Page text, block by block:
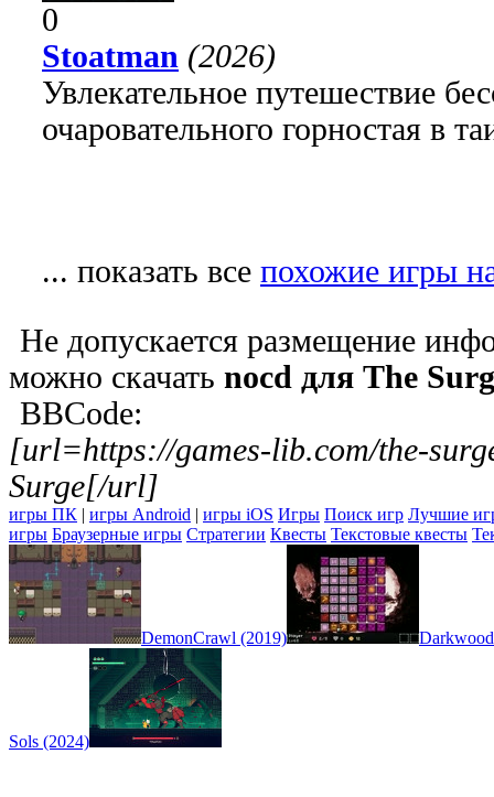
0
Stoatman (2026)
Увлекательное путешествие
очаровательного горностая в
... показать все похожие игры
Не допускается размещение
можно скачать nocd для The
BBCode:
[url=https://games-lib.com/the-
Surge[/url]
игры ПК | игры Android | игры iOS Игры Поиск игр Лучшие
игры Браузерные игры Стратегии Квесты Текстовые квесты
DemonCrawl (2019)
Sols (2024)